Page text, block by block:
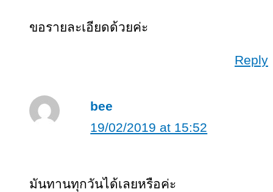
ขอรายละเอียดด้วยค่ะ
Reply
bee
19/02/2019 at 15:52
มันทานทุกวันได้เลยหรือค่ะ